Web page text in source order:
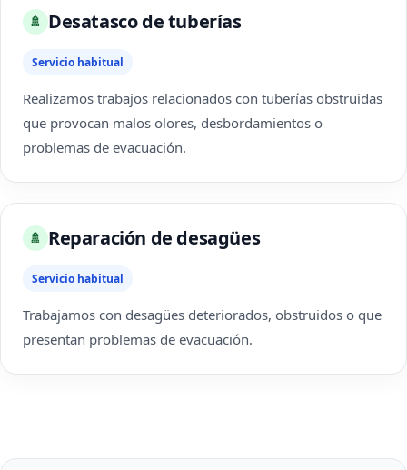
🚿 Desatasco de tuberías
Servicio habitual
Realizamos trabajos relacionados con tuberías obstruidas
que provocan malos olores, desbordamientos o
problemas de evacuación.
🚿 Reparación de desagües
Servicio habitual
Trabajamos con desagües deteriorados, obstruidos o que
presentan problemas de evacuación.